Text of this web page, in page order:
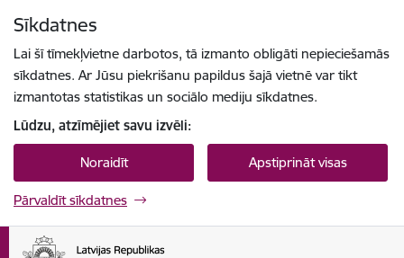
Sīkdatnes
Lai šī tīmekļvietne darbotos, tā izmanto obligāti nepieciešamās
sīkdatnes. Ar Jūsu piekrišanu papildus šajā vietnē var tikt
izmantotas statistikas un sociālo mediju sīkdatnes.
Lūdzu, atzīmējiet savu izvēli:
Noraidīt Apstiprināt visas
Pārvaldīt sīkdatnes